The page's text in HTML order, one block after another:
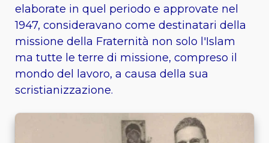
elaborate in quel periodo e approvate nel
1947, consideravano come destinatari della
missione della Fraternità non solo l'Islam
ma tutte le terre di missione, compreso il
mondo del lavoro, a causa della sua
scristianizzazione.